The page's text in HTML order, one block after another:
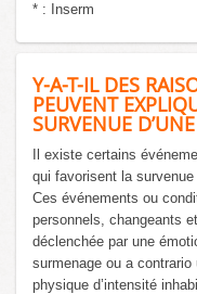
* : Inserm
Y-A-T-IL DES
PEUVENT
SURVENUE
Il existe certains
qui favorisent la
Ces événements ou
personnels, changeants
déclenchée par une
surmenage ou a
physique d’intensité